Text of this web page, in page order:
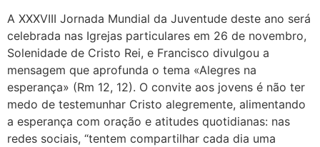
A XXXVIII Jornada Mundial da Juventude deste ano será
celebrada nas Igrejas particulares em 26 de novembro,
Solenidade de Cristo Rei, e Francisco divulgou a
mensagem que aprofunda o tema «Alegres na
esperança» (Rm 12, 12). O convite aos jovens é não ter
medo de testemunhar Cristo alegremente, alimentando
a esperança com oração e atitudes quotidianas: nas
redes sociais, “tentem compartilhar cada dia uma